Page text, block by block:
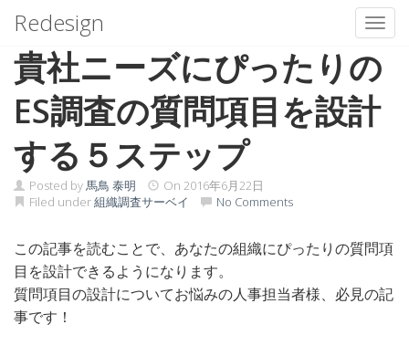
Skip
content
Redesign
貴社ニーズにぴったりの
ES調査の質問項目を設計
する５ステップ
Posted by馬鳥 泰明 On 2016年6月22日
Filed under組織調査サーベイ No Comments
この記事を読むことで、あなたの組織にぴったりの質問項
目を設計できるようになります。
質問項目の設計についてお悩みの人事担当者様、必見の記
事です！